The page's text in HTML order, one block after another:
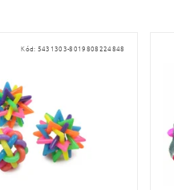
Kód: 5431303-8019808224848